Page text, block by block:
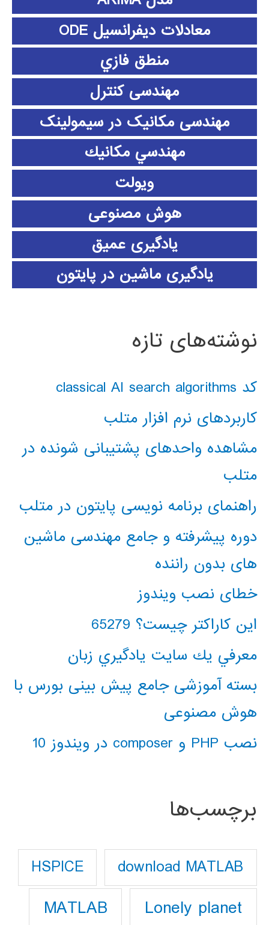
معادلات دیفرانسیل ODE
منطق فازي
مهندسی کنترل
مهندسی مکانیک در سیمولینک
مهندسي مكانيك
ویولت
هوش مصنوعی
یادگیری عمیق
یادگیری ماشین در پایتون
نوشته‌های تازه
کد classical AI search algorithms
کاربردهای نرم افزار متلب
مشاهده واحدهای پشتیبانی شونده در
متلب
راهنمای برنامه نویسی پایتون در متلب
دوره پیشرفته و جامع مهندسی ماشین
های بدون راننده
خطای نصب ویندوز
این کاراکتر چیست؟ 65279
معرفي يك سايت يادگيري زبان
بسته آموزشی جامع پیش بینی بورس با
هوش مصنوعی
نصب PHP و composer در ویندوز 10
برچسب‌ها
download MATLAB
HSPICE
Lonely planet
MATLAB